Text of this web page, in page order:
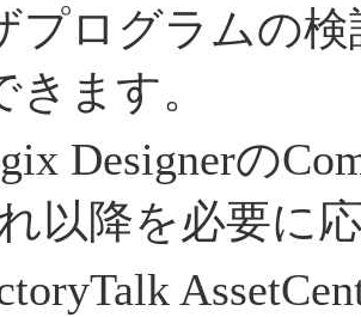
プログラムの
きます。
Designerの
以降を必要に